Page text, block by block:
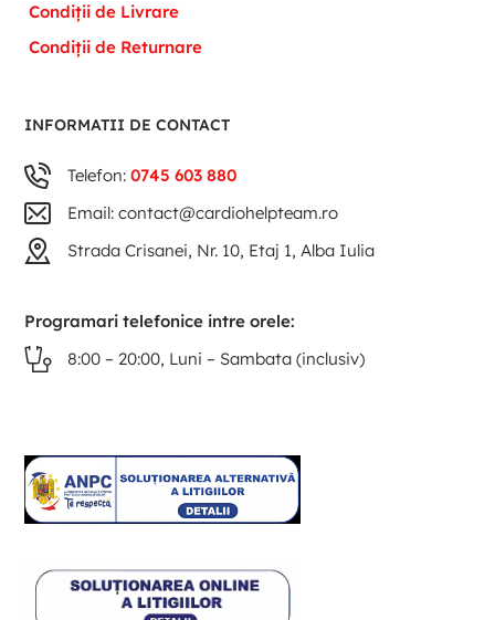
Condiții de Livrare
Condiții de Returnare
INFORMATII DE CONTACT
Telefon:0745 603 880
Email: contact@cardiohelpteam.ro
Strada Crisanei, Nr. 10, Etaj 1, Alba Iulia
Programari telefonice intre orele:
8:00 – 20:00, Luni – Sambata (inclusiv)